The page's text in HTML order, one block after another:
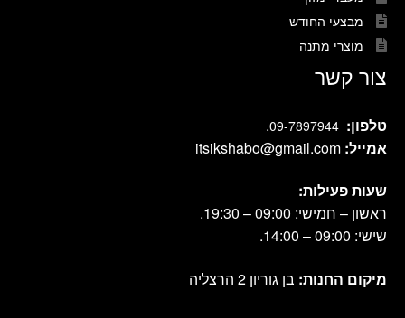
מבצעי החודש
מוצרי מתנה
צור קשר
טלפון: 09-7897944
.
אמייל: itsikshabo@gmail.com
שעות פעילות:
ראשון – חמישי: 09:00 – 19:30.
שישי: 09:00 – 14:00.
מיקום החנות: בן גוריון 2 הרצליה